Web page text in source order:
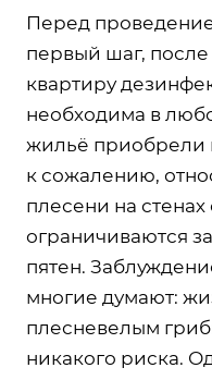
Перед
первый шаг, после
квартиру
необходима в
жильё приобрели
к сожалению,
плесени на
ограничиваются
пятен.
многие думают:
плесневелым
никакого риска.